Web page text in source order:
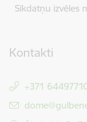
Sīkdatņu izvēles
Kontakti
+371
E-pasts: